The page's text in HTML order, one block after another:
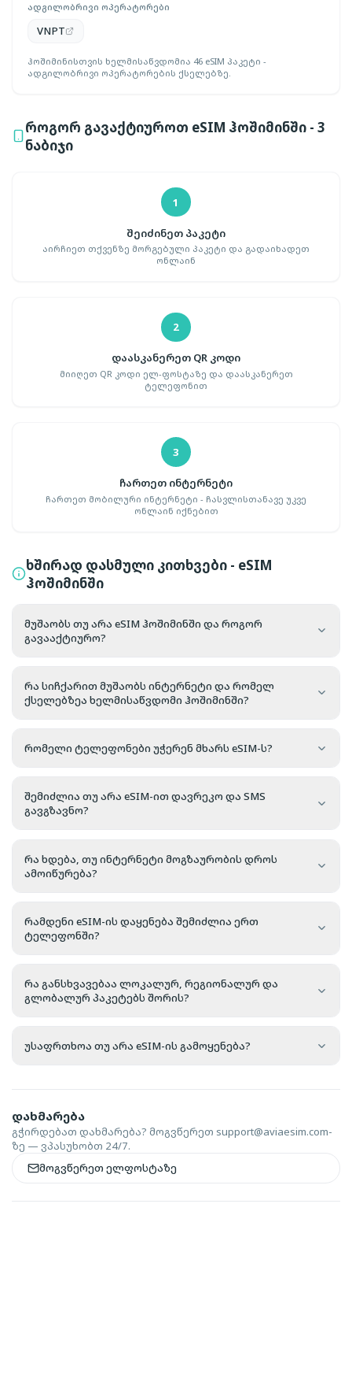
ადგილობრივი ოპერატორები
VNPT
ჰოშიმინისთვის ხელმისაწვდომია 46 eSIM პაკეტი -
ადგილობრივი ოპერატორების ქსელებზე.
როგორ გავაქტიუროთ eSIM ჰოშიმინში - 3
ნაბიჯი
1
შეიძინეთ პაკეტი
აირჩიეთ თქვენზე მორგებული პაკეტი და გადაიხადეთ
ონლაინ
2
დაასკანერეთ QR კოდი
მიიღეთ QR კოდი ელ-ფოსტაზე და დაასკანერეთ
ტელეფონით
3
ჩართეთ ინტერნეტი
ჩართეთ მობილური ინტერნეტი - ჩასვლისთანავე უკვე
ონლაინ იქნებით
ხშირად დასმული კითხვები - eSIM
ჰოშიმინში
მუშაობს თუ არა eSIM ჰოშიმინში და როგორ
გავააქტიურო?
რა სიჩქარით მუშაობს ინტერნეტი და რომელ
ქსელებზეა ხელმისაწვდომი ჰოშიმინში?
რომელი ტელეფონები უჭერენ მხარს eSIM-ს?
შემიძლია თუ არა eSIM-ით დავრეკო და SMS
გავგზავნო?
რა ხდება, თუ ინტერნეტი მოგზაურობის დროს
ამოიწურება?
რამდენი eSIM-ის დაყენება შემიძლია ერთ
ტელეფონში?
რა განსხვავებაა ლოკალურ, რეგიონალურ და
გლობალურ პაკეტებს შორის?
უსაფრთხოა თუ არა eSIM-ის გამოყენება?
დახმარება
გჭირდებათ დახმარება? მოგვწერეთ support@aviaesim.com-
ზე — ვპასუხობთ 24/7.
მოგვწერეთ ელფოსტაზე